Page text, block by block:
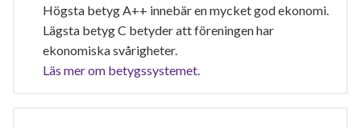
Högsta betyg A++ innebär en mycket god ekonomi.
Lägsta betyg C betyder att föreningen har
ekonomiska svårigheter.
Läs mer om betygssystemet.